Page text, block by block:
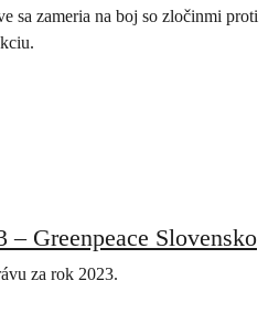
sa zameria na boj so zločinmi proti
– Greenpeace Slovensko
za rok 2023.